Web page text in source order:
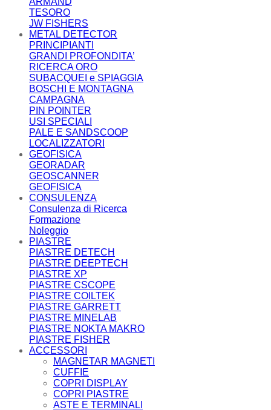
TESORO
JW FISHERS
METAL DETECTOR
PRINCIPIANTI
GRANDI PROFONDITA’
RICERCA ORO
SUBACQUEI e SPIAGGIA
BOSCHI E MONTAGNA
CAMPAGNA
PIN POINTER
USI SPECIALI
PALE E SANDSCOOP
LOCALIZZATORI
GEOFISICA
GEORADAR
GEOSCANNER
GEOFISICA
CONSULENZA
Consulenza di Ricerca
Formazione
Noleggio
PIASTRE
PIASTRE DETECH
PIASTRE DEEPTECH
PIASTRE XP
PIASTRE CSCOPE
PIASTRE COILTEK
PIASTRE GARRETT
PIASTRE MINELAB
PIASTRE NOKTA MAKRO
PIASTRE FISHER
ACCESSORI
MAGNETAR MAGNETI
CUFFIE
COPRI DISPLAY
COPRI PIASTRE
ASTE E TERMINALI